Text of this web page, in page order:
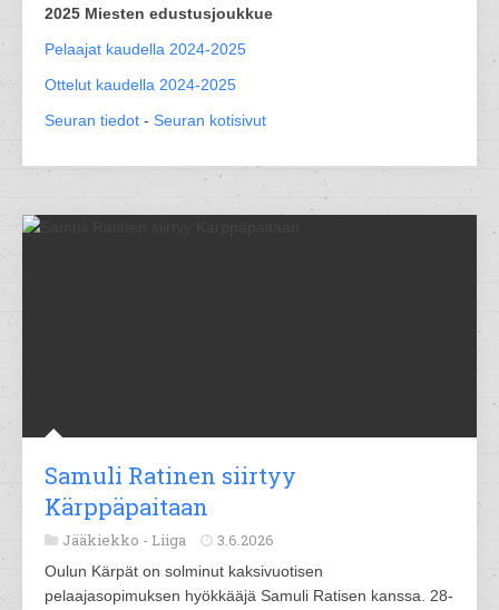
2025 Miesten edustusjoukkue
Pelaajat kaudella 2024-2025
Ottelut kaudella 2024-2025
Seuran tiedot - Seuran kotisivut
Samuli Ratinen siirtyy
Kärppäpaitaan
Jääkiekko - Liiga 3.6.2026
Oulun Kärpät on solminut kaksivuotisen
pelaajasopimuksen hyökkääjä Samuli Ratisen kanssa. 28-